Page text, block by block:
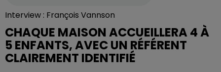
Interview : François Vannson
CHAQUE MAISON ACCUEILLERA 4 À
5 ENFANTS, AVEC UN RÉFÉRENT
CLAIREMENT IDENTIFIÉ